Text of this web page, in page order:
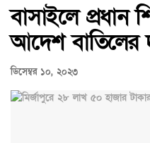
বাসাইলে প্রধান
আদেশ বাতিলের
ডিসেম্বর ১০, ২০২৩